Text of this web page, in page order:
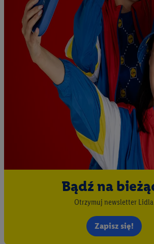
Bądź na
Otrzymuj newsletter Lidla
Zapisz się!
zachowań zakupowych w sklepie będą
w tych celach. Ponadto dane dotyczące
zakupowych w usługach Lidl zostaną
wyżej wymienionych partnerów, aby mógł
statystyki kampanii reklamowych swoich
niezależny administrator danych
Tworzenie spersonalizowanych reklam opiera
generowaniu profili, które są również
innych usług. Obejmuje to łączenie danych
korzystania z usług Lidl, zachowań
Lidl, informacji z konta klienta - np. wieku
dokładnych danych dotyczących
różne urządzenia końcowe i usługi Lidl, w tym
urządzeniach końcowych w celu tworzenia
(tzw. segmentów). W związku z
marketingowych, przetwarzanie odbywa się
pomiaru wydajności/skuteczności reklamy,
docelowych, opracowywania ofert oraz